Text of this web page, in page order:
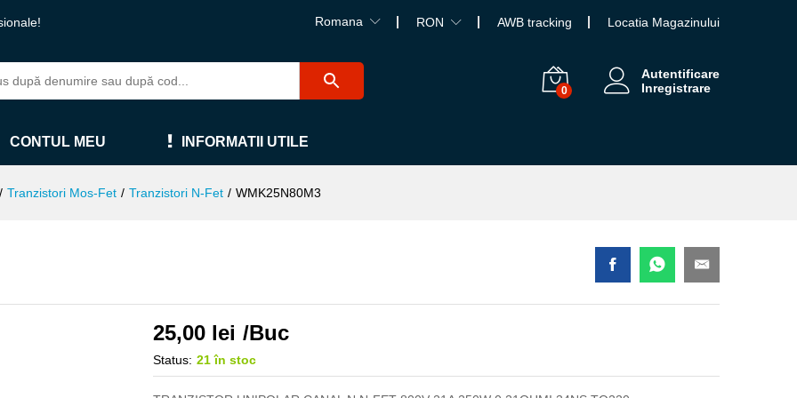
Romana RON AWB tracking Locatia Magazinului
0
Autentificare
Inregistrare
CONTUL MEU INFORMATII UTILE
/ Tranzistori Mos-Fet / Tranzistori N-Fet / WMK25N80M3
25,00 lei /Buc
Status: 21 în stoc